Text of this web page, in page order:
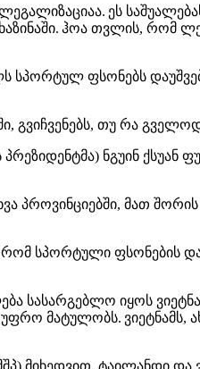
ეს
ჰოა თვლის, რომ
სპორტულ ფსონებს
გვიჩვენებს, თუ რა
ნგუინ ქსუან
პროვინციებში, მათ შორის
რომ სპორტული
სასარგებლო იყოს
უფრო მატულობს.